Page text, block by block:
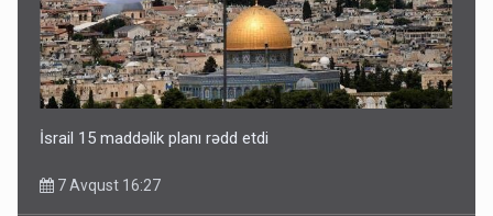
İsrail 15 maddəlik planı rədd etdi
7 Avqust 16:27